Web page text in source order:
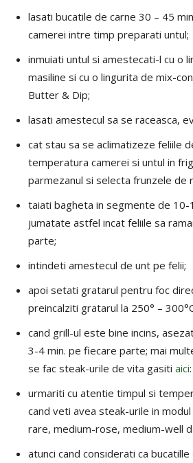
lasati bucatile de carne 30 – 45
camerei intre timp preparati untul;
inmuiati untul si amestecati-l cu o
masiline si cu o lingurita de mix-
Butter & Dip;
lasati amestecul sa se raceasca,
cat stau sa se aclimatizeze feliile
temperatura camerei si untul in
parmezanul si selecta frunzele de
taiati bagheta in segmente de 10-
jumatate astfel incat feliile sa
parte;
intindeti amestecul de unt pe felii;
apoi setati gratarul pentru foc
preincalziti gratarul la 250° –
cand grill-ul este bine incins,
3-4 min. pe fiecare parte; mai
se fac steak-urile de vita gasiti aici:
urmariti cu atentie timpul si
cand veti avea steak-urile in
rare, medium-rose, medium-well
atunci cand considerati ca bucatille